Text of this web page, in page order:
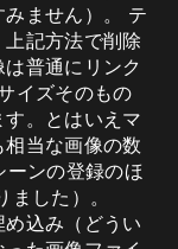
ません）。 テ
記方法で削除
普通にリンク
イズそのもの
。とはいえマ
当な画像の数
ーンの登録のほ
ました）。
込み（どうい